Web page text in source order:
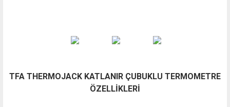
TFA THERMOJACK KATLANIR ÇUBUKLU TERMOMETRE
ÖZELLİKLERİ